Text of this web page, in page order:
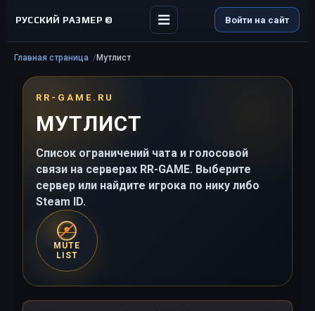
РУССКИЙ РАЗМЕР © Войти на сайт
Главная страница Мутлист
RR-GAME.RU
МУТЛИСТ
Список ограничений чата и голосовой
связи на серверах RR-GAME. Выберите
сервер или найдите игрока по нику либо
Steam ID.
MUTE
LIST